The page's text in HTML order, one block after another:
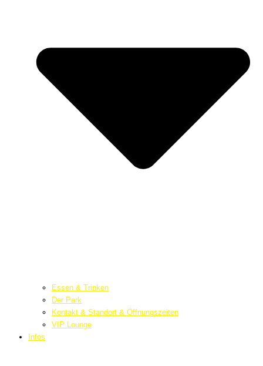
Essen & Trinken
Der Park
Kontakt & Standort & Öffnungszeiten
VIP Lounge
Infos